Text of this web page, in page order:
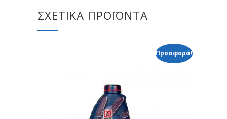
ΣΧΕΤΙΚΆ ΠΡΟΪΌΝΤΑ
Προσφορά!